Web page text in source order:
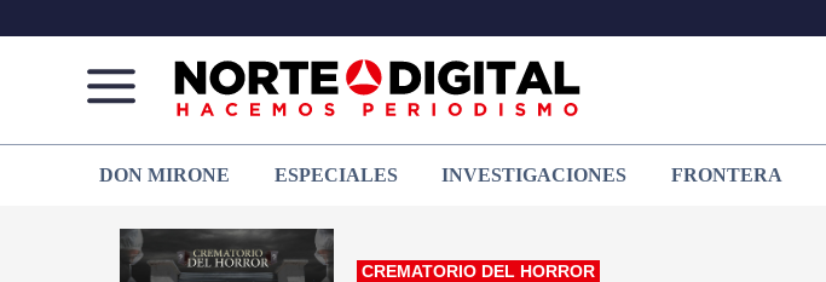
de
Juárez
que
hacemos periodismo
DON MIRONE ESPECIALES INVESTIGACIONES FRONTERA
CREMATORIO DEL HORROR